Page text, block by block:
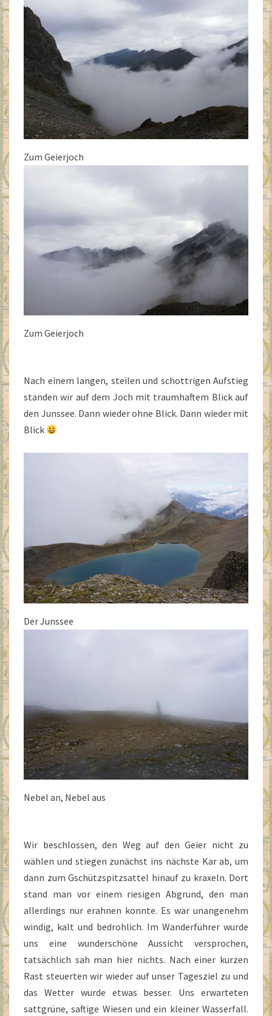
Zum Geierjoch
Zum Geierjoch
Nach einem langen, steilen und schottrigen Aufstieg
standen wir auf dem Joch mit traumhaftem Blick auf
den Junssee. Dann wieder ohne Blick. Dann wieder mit
Blick
Der Junssee
Nebel an, Nebel aus
Wir beschlossen, den Weg auf den Geier nicht zu
wählen und stiegen zunächst ins nächste Kar ab, um
dann zum Gschützspitzsattel hinauf zu kraxeln. Dort
stand man vor einem riesigen Abgrund, den man
allerdings nur erahnen konnte. Es war unangenehm
windig, kalt und bedrohlich. Im Wanderführer wurde
uns eine wunderschöne Aussicht versprochen,
tatsächlich sah man hier nichts. Nach einer kurzen
Rast steuerten wir wieder auf unser Tagesziel zu und
das Wetter wurde etwas besser. Uns erwarteten
sattgrüne, saftige Wiesen und ein kleiner Wasserfall.